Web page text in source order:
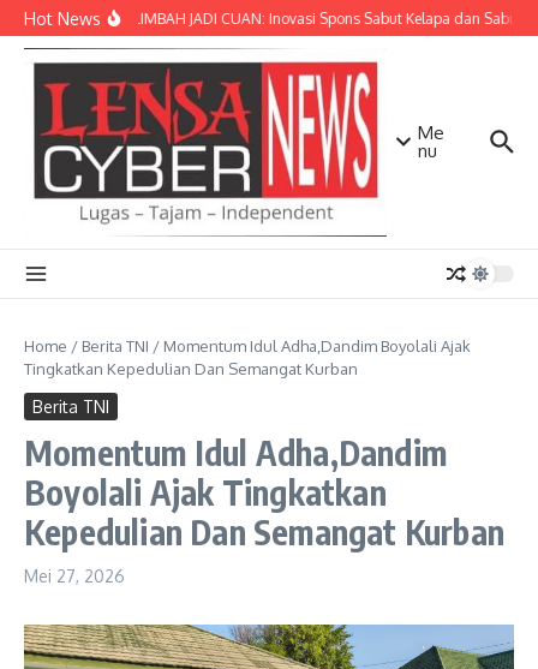
Lewati ke konten
Hot NewsSULAP LIMBAH JADI CUAN: Inovasi Spons Sabut Kelapa dan Sabun
Me
nu
Home / Berita TNI / Momentum Idul Adha,Dandim Boyolali Ajak
Tingkatkan Kepedulian Dan Semangat Kurban
Berita TNI
Momentum Idul Adha,Dandim
Boyolali Ajak Tingkatkan
Kepedulian Dan Semangat Kurban
Mei 27, 2026